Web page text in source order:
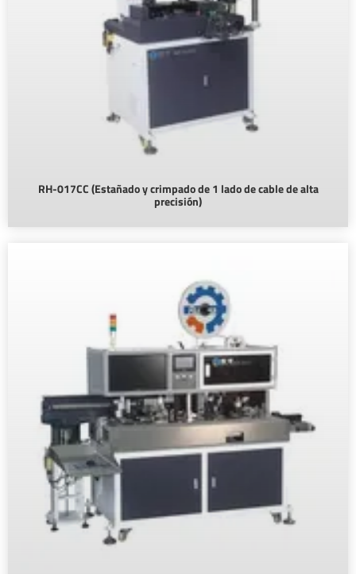
RH-017CC (Estañado y crimpado de 1 lado de cable de alta
precisión)